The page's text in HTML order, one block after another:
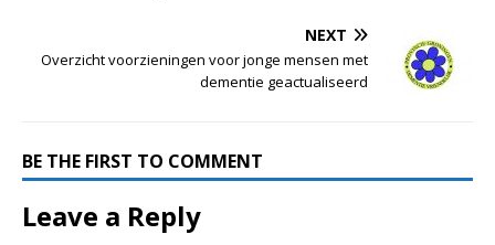
NEXT
Overzicht voorzieningen voor jonge mensen met
dementie geactualiseerd
BE THE FIRST TO COMMENT
Leave a Reply